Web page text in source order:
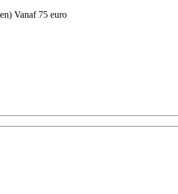
Vanaf 75 euro